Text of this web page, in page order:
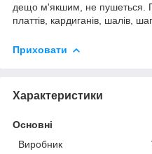
дещо м'якшим, не пушеться.
платтів, кардиганів, шалів,
Приховати
Характеристики
Основні
Виробник